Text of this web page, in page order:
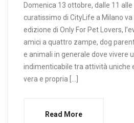
Domenica 13 ottobre, dalle 11 alle
curatissimo di CityLife a Milano
edizione di Only For Pet Lovers,
amici a quattro zampe, dog
e animali in generale dove vivere
indimenticabile tra attività uniche
vera e propria […]
Read More